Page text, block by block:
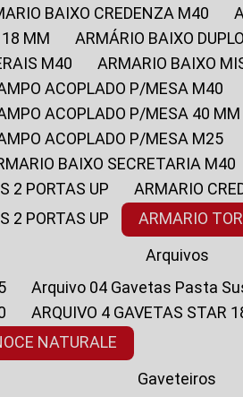
BAIXO CREDENZA M40
18 MM
ARMÁRIO BAIXO
M40
ARMARIO BAIXO
ACOPLADO P/MESA M40
ACOPLADO P/MESA 40 MM
ACOPLADO P/MESA M25
BAIXO SECRETARIA M40
2 PORTAS UP
ARMARIO
2 PORTAS UP
ARMARIO
Arquivos
Arquivo 04 Gavetas Pasta
ARQUIVO 4 GAVETAS STAR
NATURALE
Gaveteiros